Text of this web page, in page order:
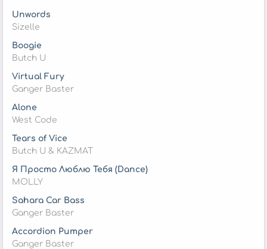
Unwords
Sizelle
Boogie
Butch U
Virtual Fury
Ganger Baster
Alone
West Code
Tears of Vice
Butch U & KAZMAT
Я Просто Люблю Тебя (Dance)
MOLLY
Sahara Car Bass
Ganger Baster
Accordion Pumper
Ganger Baster